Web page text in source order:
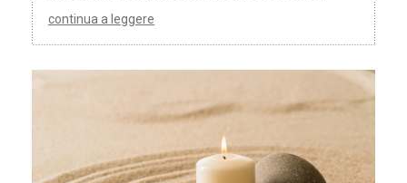
continua a leggere